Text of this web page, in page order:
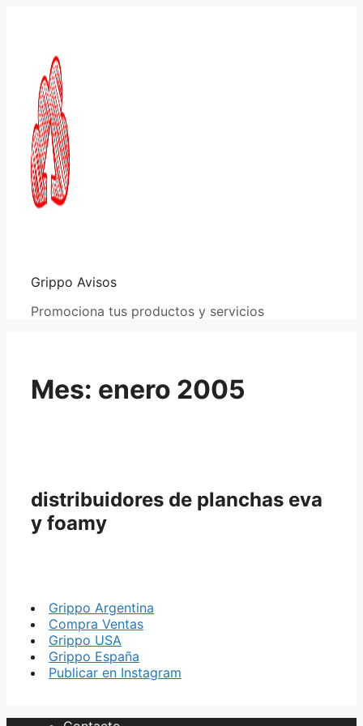
Grippo Avisos
Promociona tus productos y servicios
Mes: enero 2005
distribuidores de planchas eva
y foamy
Grippo Argentina
Compra Ventas
Grippo USA
Grippo España
Publicar en Instagram